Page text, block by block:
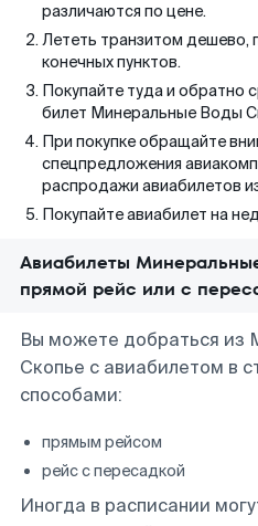
различаются по цене.
Лететь транзитом дешево,
конечных пунктов.
Покупайте туда и обратно
билет Минеральные Воды
При покупке обращайте
спецпредложения
распродажи авиабилетов
Покупайте авиабилет на
Авиабилеты
прямой рейс или с
Вы можете добраться из
Скопье с авиабилетом в
способами:
прямым рейсом
рейс с пересадкой
Иногда в расписании